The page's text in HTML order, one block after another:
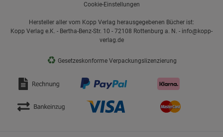
Cookie-Einstellungen
Hersteller aller vom Kopp Verlag herausgegebenen Bücher ist:
Kopp Verlag e.K. - Bertha-Benz-Str. 10 - 72108 Rottenburg a. N. - info@kopp-
verlag.de
♻ Gesetzeskonforme Verpackungslizenzierung